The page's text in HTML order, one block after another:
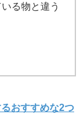
る物と違う
おすすめな2つ